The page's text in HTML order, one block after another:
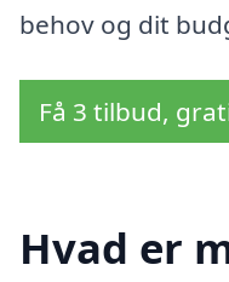
behov og dit
Få 3 tilbud,
Hvad er